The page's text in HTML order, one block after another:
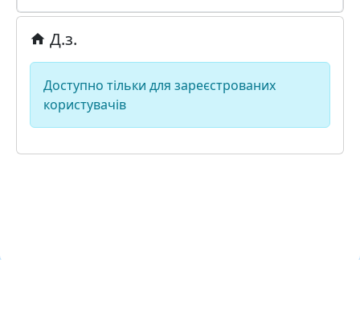
Д.з.
Доступно тільки для зареєстрованих
користувачів